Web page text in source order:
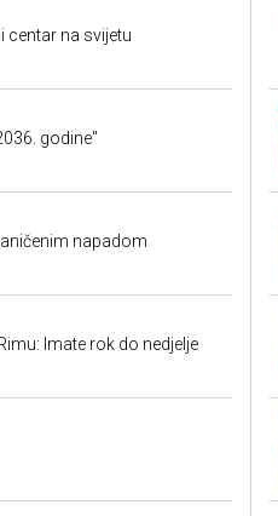
centar na svijetu
godine"
napadom
Imate rok do nedjelje